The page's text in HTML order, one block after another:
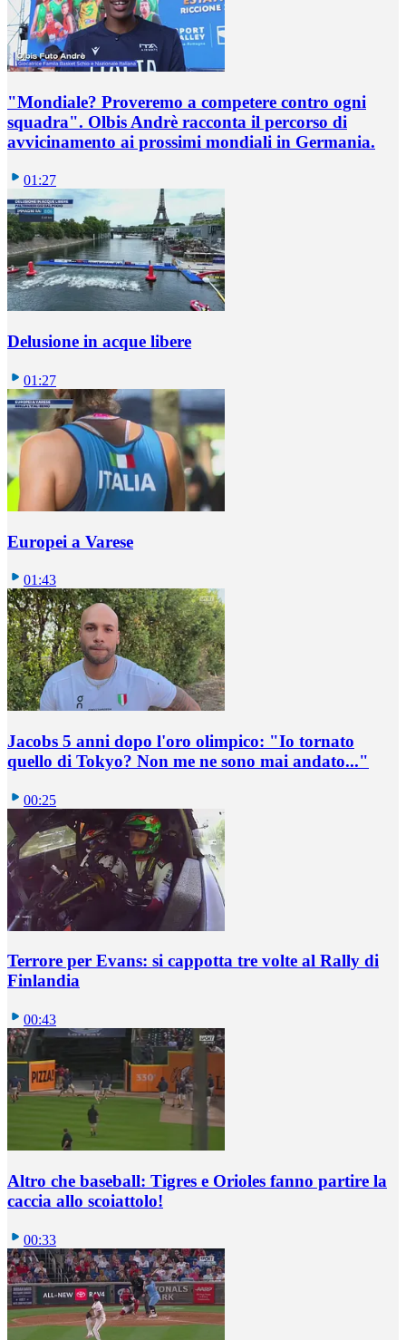
"Mondiale? Proveremo a competere contro ogni
squadra". Olbis Andrè racconta il percorso di
avvicinamento ai prossimi mondiali in Germania.
01:27
Delusione in acque libere
01:27
Europei a Varese
01:43
Jacobs 5 anni dopo l'oro olimpico: "Io tornato
quello di Tokyo? Non me ne sono mai andato..."
00:25
Terrore per Evans: si cappotta tre volte al Rally di
Finlandia
00:43
Altro che baseball: Tigres e Orioles fanno partire la
caccia allo scoiattolo!
00:33